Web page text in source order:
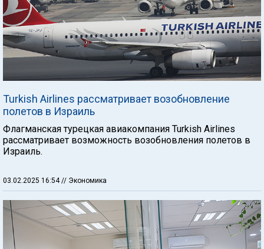
Turkish Airlines рассматривает возобновление
полетов в Израиль
Флагманская турецкая авиакомпания Turkish Airlines
рассматривает возможность возобновления полетов в
Израиль.
03.02.2025 16:54// Экономика